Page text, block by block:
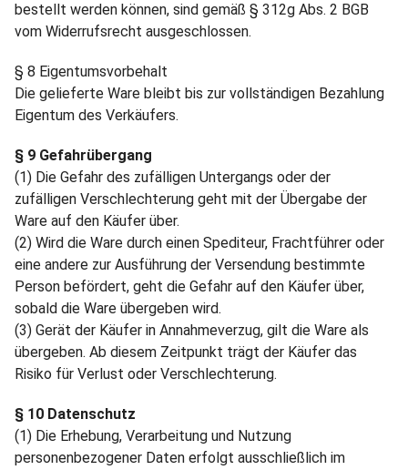
bestellt werden können, sind gemäß § 312g Abs. 2 BGB
vom Widerrufsrecht ausgeschlossen.
§ 8 Eigentumsvorbehalt
Die gelieferte Ware bleibt bis zur vollständigen Bezahlung
Eigentum des Verkäufers.
§ 9 Gefahrübergang
(1) Die Gefahr des zufälligen Untergangs oder der
zufälligen Verschlechterung geht mit der Übergabe der
Ware auf den Käufer über.
(2) Wird die Ware durch einen Spediteur, Frachtführer oder
eine andere zur Ausführung der Versendung bestimmte
Person befördert, geht die Gefahr auf den Käufer über,
sobald die Ware übergeben wird.
(3) Gerät der Käufer in Annahmeverzug, gilt die Ware als
übergeben. Ab diesem Zeitpunkt trägt der Käufer das
Risiko für Verlust oder Verschlechterung.
§ 10 Datenschutz
(1) Die Erhebung, Verarbeitung und Nutzung
personenbezogener Daten erfolgt ausschließlich im